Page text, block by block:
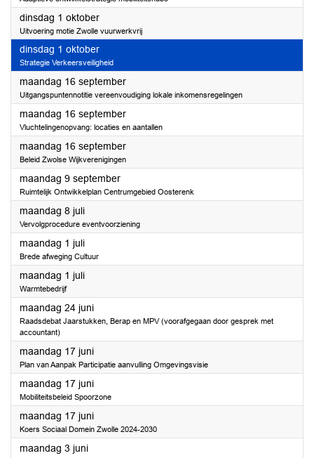
dinsdag 1 oktober2024
Uitvoering motie Zwolle vuurwerkvrij
dinsdag 1 oktober2024
Strategie Verkeersveiligheid
maandag 16 september2024
Uitgangspuntennotitie vereenvoudiging lokale inkomensregelingen
maandag 16 september2024
Vluchtelingenopvang: locaties en aantallen
maandag 16 september2024
Beleid Zwolse Wijkverenigingen
maandag 9 september2024
Ruimtelijk Ontwikkelplan Centrumgebied Oosterenk
maandag 8 juli2024
Vervolgprocedure eventvoorziening
maandag 1 juli2024
Brede afweging Cultuur
maandag 1 juli2024
Warmtebedrijf
maandag 24 juni2024
Raadsdebat Jaarstukken, Berap en MPV (voorafgegaan door gesprek met
accountant)
maandag 17 juni2024
Plan van Aanpak Participatie aanvulling Omgevingsvisie
maandag 17 juni2024
Mobiliteitsbeleid Spoorzone
maandag 17 juni2024
Koers Sociaal Domein Zwolle 2024-2030
maandag 3 juni2024